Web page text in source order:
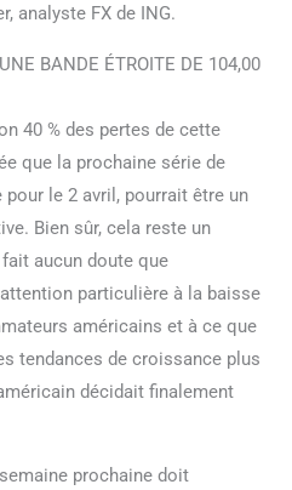
analyste FX de ING.
BANDE ÉTROITE DE 104,00
40 % des pertes de cette
que la prochaine série de
le 2 avril, pourrait être un
Bien sûr, cela reste un
aucun doute que
particulière à la baisse
américains et à ce que
tendances de croissance plus
décidait finalement
prochaine doit